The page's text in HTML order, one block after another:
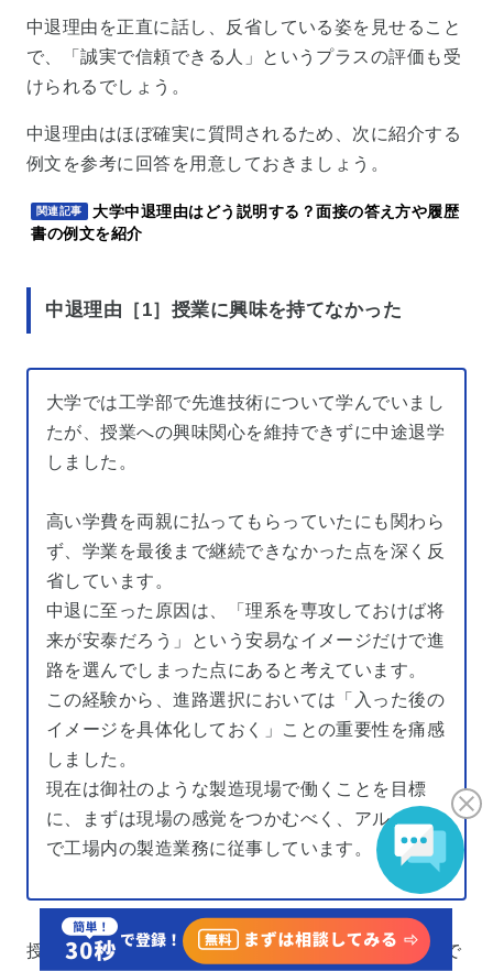
中退理由を正直に話し、反省している姿を見せること
で、「誠実で信頼できる人」というプラスの評価も受
けられるでしょう。
中退理由はほぼ確実に質問されるため、次に紹介する
例文を参考に回答を用意しておきましょう。
関連記事
大学中退理由はどう説明する？面接の答え方や履歴
書の例文を紹介
中退理由［1］授業に興味を持てなかった
大学では工学部で先進技術について学んでいまし
たが、授業への興味関心を維持できずに中途退学
しました。
高い学費を両親に払ってもらっていたにも関わら
ず、学業を最後まで継続できなかった点を深く反
省しています。
中退に至った原因は、「理系を専攻しておけば将
来が安泰だろう」という安易なイメージだけで進
路を選んでしまった点にあると考えています。
この経験から、進路選択においては「入った後の
イメージを具体化しておく」ことの重要性を痛感
しました。
現在は御社のような製造現場で働くことを目標
に、まずは現場の感覚をつかむべく、アルバイト
で工場内の製造業務に従事しています。
授業内容に興味を持てず中退した方は、以下の流れで